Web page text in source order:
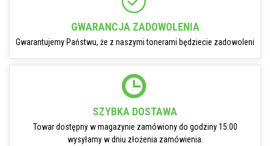
GWARANCJA ZADOWOLENIA
Gwarantujemy Państwu, że z naszymi tonerami będziecie zadowoleni
SZYBKA DOSTAWA
Towar dostępny w magazynie zamówiony do godziny 15:00
wysyłamy w dniu złożenia zamówienia.